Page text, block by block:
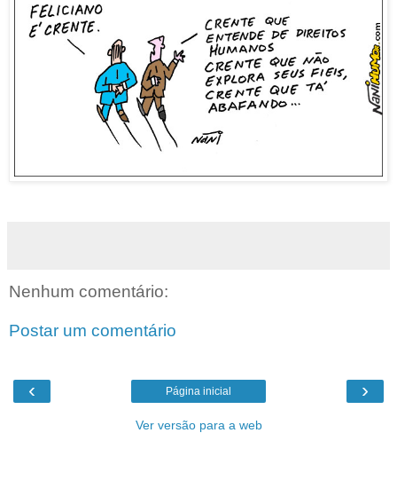
Nenhum comentário:
Postar um comentário
‹ ›
Página inicial
Ver versão para a web